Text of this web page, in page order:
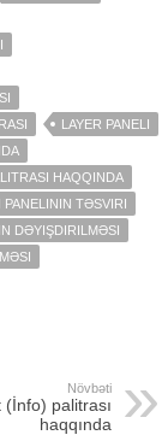
LAYER PANELI
HAQQINDA
PANELININ TƏSVIRI
DƏYIŞDIRILMƏSI
Növbəti
(İnfo) palitrası
haqqında